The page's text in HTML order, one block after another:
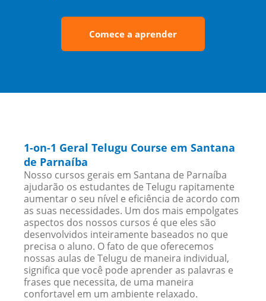
Comece a aprender
1-on-1 Geral Telugu Course em Santana
de Parnaíba
Nosso cursos gerais em Santana de Parnaíba
ajudarão os estudantes de Telugu rapitamente
aumentar o seu nível e eficiência de acordo com
as suas necessidades. Um dos mais empolgates
aspectos dos nossos cursos é que eles são
desenvolvidos inteiramente baseados no que
precisa o aluno. O fato de que oferecemos
nossas aulas de Telugu de maneira individual,
significa que você pode aprender as palavras e
frases que necessita, de uma maneira
confortavel em um ambiente relaxado.